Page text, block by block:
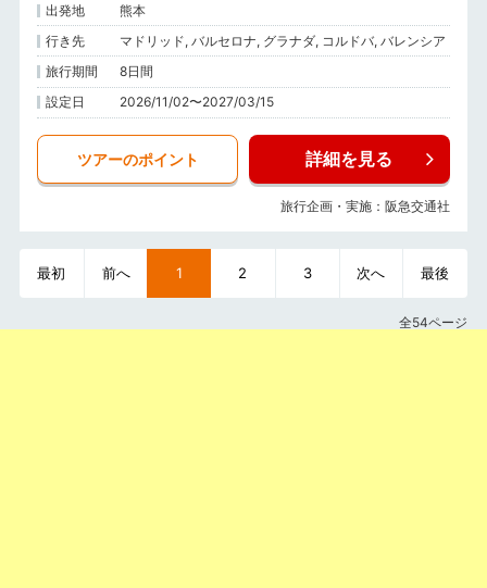
出発地
熊本
行き先
マドリッド, バルセロナ, グラナダ, コルドバ, バレンシア
旅行期間
8日間
設定日
2026/11/02〜2027/03/15
ツアーのポイント 詳細を見る
旅行企画・実施：阪急交通社
最初 前へ 1 2 3 次へ 最後
全54ページ